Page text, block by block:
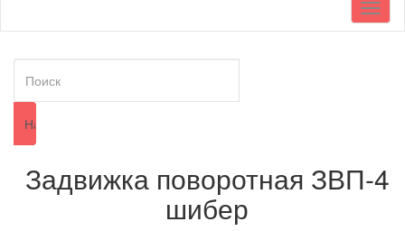
Задвижка поворотная ЗВП-4
шибер